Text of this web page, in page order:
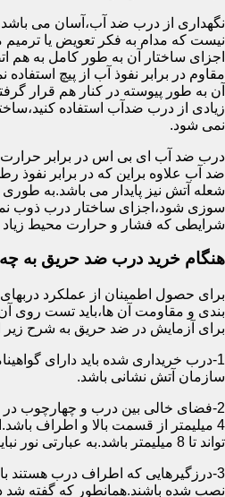
نگهداری از درب ضد آب،آسان می
نیست که مدام به فکر تعویض یا
اجزای ساختار آن به طور کامل به هم
مقاوم در برابر نفوذ آب از پیچ
آن به طور پیوسته در کنار هم قرار
زیادی از درب ضدآب استفاده
نمی شود.
درب ضد آب ای بی اس در برابر
ضد آب علاوه براین که در برابر نفوذ
شعله آتش نیز پایدار می باشد.به
سوزی شود،اجزای ساختار درب ذوب
شرایطی که فشار و حرارت محیط زیاد
هنگام خرید درب ضد حریق به چه
برای حصول اطمینان از عملکرد
برای آزمایش در ضد حریق به شرح زیر
1-درب خریداری شده باید دارای
سازمان آتش نشانی باشد.
2-فضای خالی بین درب و چهارچوب در
4 میلیمتر از قسمت بالا و اطراف
تواند تا 8 میلیمتر باشد.به عبارتی نور نباید از پایین درب درز نماید.
3-درزگیرهایی که اطراف درب هستند
نصب شده باشند.همانطور که گفته شد